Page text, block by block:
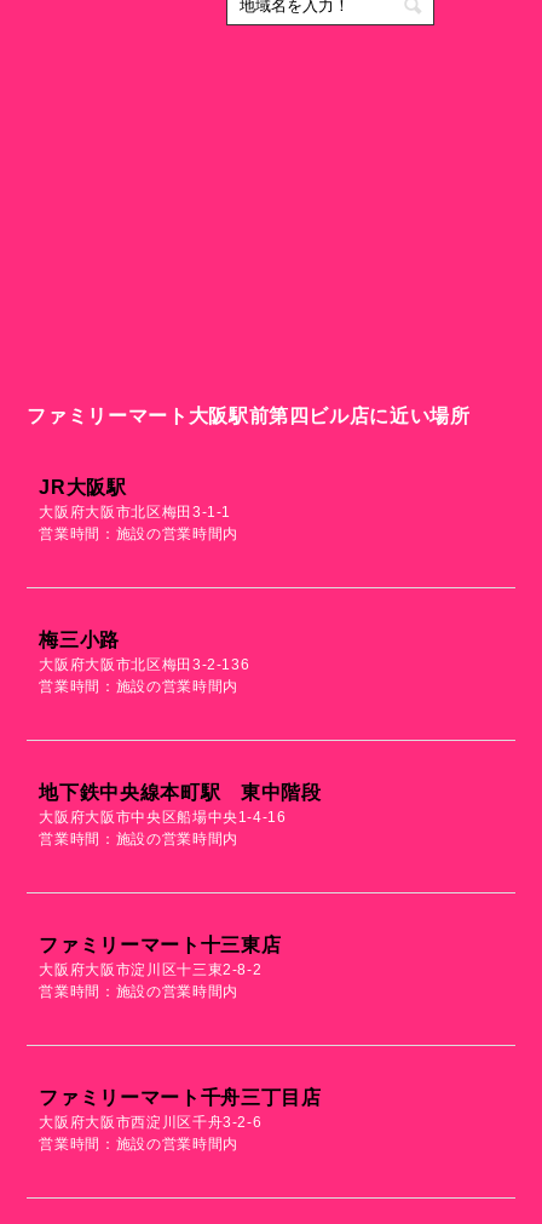
ファミリーマート大阪駅前第四ビル店に近い場所
JR大阪駅
大阪府大阪市北区梅田3-1-1
営業時間：施設の営業時間内
梅三小路
大阪府大阪市北区梅田3-2-136
営業時間：施設の営業時間内
地下鉄中央線本町駅 東中階段
大阪府大阪市中央区船場中央1-4-16
営業時間：施設の営業時間内
ファミリーマート十三東店
大阪府大阪市淀川区十三東2-8-2
営業時間：施設の営業時間内
ファミリーマート千舟三丁目店
大阪府大阪市西淀川区千舟3-2-6
営業時間：施設の営業時間内